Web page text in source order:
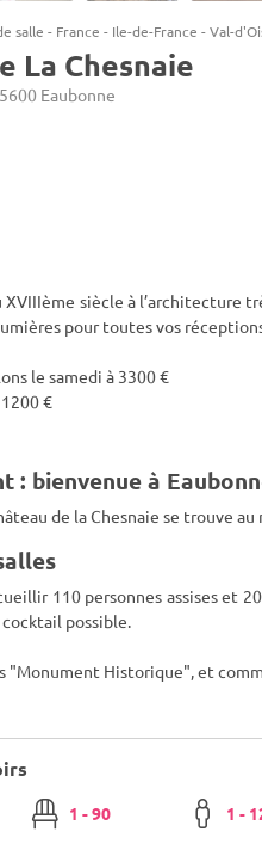
salle - France - Ile-de-France -Val-
La Chesnaie
Eaubonne
siècle à l’architecture
pour toutes vos
le samedi à 3300 €
€
: bienvenue à
de la Chesnaie se trouve
110 personnes assises et
possible.
"Monument Historique", et
1 - 90 1 -